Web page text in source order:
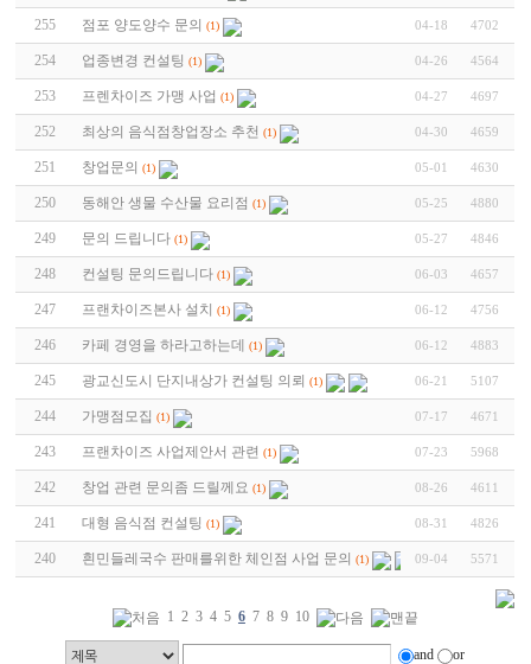
255 점포 양도양수 문의 (1) 04-18 4702
254 업종변경 컨설팅 (1) 04-26 4564
253 프렌차이즈 가맹 사업 (1) 04-27 4697
252 최상의 음식점창업장소 추천 (1) 04-30 4659
251 창업문의 (1) 05-01 4630
250 동해안 생물 수산물 요리점 (1) 05-25 4880
249 문의 드립니다 (1) 05-27 4846
248 컨설팅 문의드립니다 (1) 06-03 4657
247 프랜차이즈본사 설치 (1) 06-12 4756
246 카페 경영을 하라고하는데 (1) 06-12 4883
245 광교신도시 단지내상가 컨설팅 의뢰 (1) 06-21 5107
244 가맹점모집 (1) 07-17 4671
243 프랜차이즈 사업제안서 관련 (1) 07-23 5968
242 창업 관련 문의좀 드릴께요 (1) 08-26 4611
241 대형 음식점 컨설팅 (1) 08-31 4826
240 흰민들레국수 판매를위한 체인점 사업 문의 (1) 09-04 5571
1 2 3 4 5 6 7 8 9 10
and or